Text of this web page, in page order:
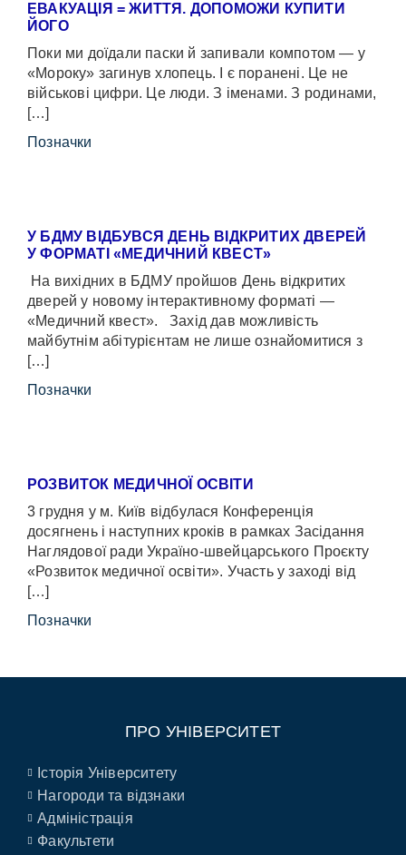
ЕВАКУАЦІЯ = ЖИТТЯ. ДОПОМОЖИ КУПИТИ
ЙОГО
Поки ми доїдали паски й запивали компотом — у
«Мороку» загинув хлопець. І є поранені. Це не
військові цифри. Це люди. З іменами. З родинами,
[…]
Позначки
У БДМУ ВІДБУВСЯ ДЕНЬ ВІДКРИТИХ ДВЕРЕЙ
У ФОРМАТІ «МЕДИЧНИЙ КВЕСТ»
На вихідних в БДМУ пройшов День відкритих
дверей у новому інтерактивному форматі —
«Медичний квест». Захід дав можливість
майбутнім абітурієнтам не лише ознайомитися з
[…]
Позначки
РОЗВИТОК МЕДИЧНОЇ ОСВІТИ
3 грудня у м. Київ відбулася Конференція
досягнень і наступних кроків в рамках Засідання
Наглядової ради Україно-швейцарського Проєкту
«Розвиток медичної освіти». Участь у заході від
[…]
Позначки
ПРО УНІВЕРСИТЕТ
Історія Університету
Нагороди та відзнаки
Адміністрація
Факультети